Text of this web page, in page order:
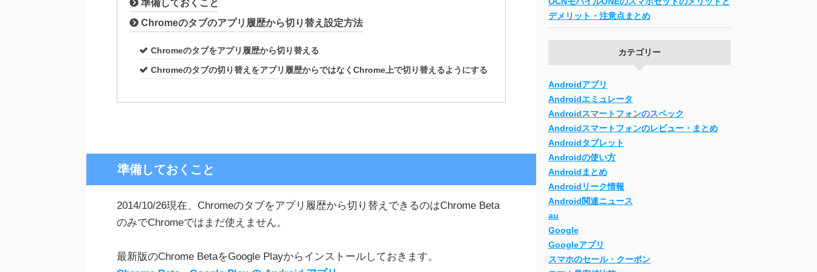
準備しておくこと
Chromeのタブのアプリ履歴から切り替え設定方法
Chromeのタブをアプリ履歴から切り替える
Chromeのタブの切り替えをアプリ履歴からではなくChrome上で切り替えるようにする
準備しておくこと
2014/10/26現在、Chromeのタブをアプリ履歴から切り替えできるのはChrome Beta
のみでChromeではまだ使えません。
最新版のChrome BetaをGoogle Playからインストールしておきます。
デメリット・注意点まとめ
カテゴリー
Androidアプリ
Androidエミュレータ
Androidスマートフォンのスペック
Androidスマートフォンのレビュー・まとめ
Androidタブレット
Androidの使い方
Androidまとめ
Androidリーク情報
Android関連ニュース
au
Google
Googleアプリ
スマホのセール・クーポン